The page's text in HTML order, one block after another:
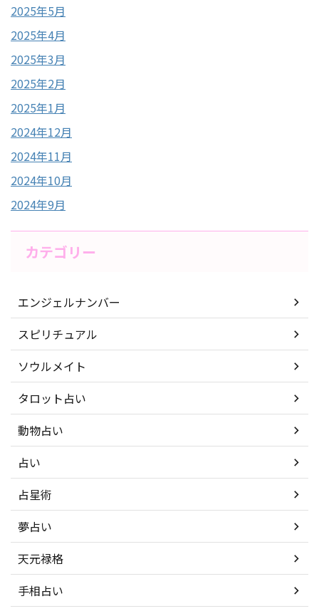
2025年5月
2025年4月
2025年3月
2025年2月
2025年1月
2024年12月
2024年11月
2024年10月
2024年9月
カテゴリー
エンジェルナンバー
スピリチュアル
ソウルメイト
タロット占い
動物占い
占い
占星術
夢占い
天元禄格
手相占い